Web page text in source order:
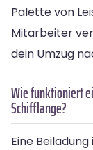
Palette von
Mitarbeiter
dein Umzug
Wie funktioniert
Schifflange?
Eine